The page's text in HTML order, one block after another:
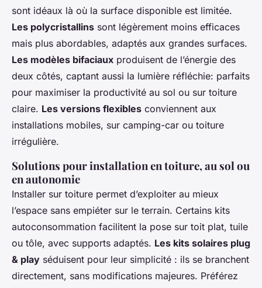
sont idéaux là où la surface disponible est limitée.
Les polycristallins sont légèrement moins efficaces
mais plus abordables, adaptés aux grandes surfaces.
Les modèles bifaciaux produisent de l’énergie des
deux côtés, captant aussi la lumière réfléchie: parfaits
pour maximiser la productivité au sol ou sur toiture
claire. Les versions flexibles conviennent aux
installations mobiles, sur camping-car ou toiture
irrégulière.
Solutions pour installation en toiture, au sol ou
en autonomie
Installer sur toiture permet d’exploiter au mieux
l’espace sans empiéter sur le terrain. Certains kits
autoconsommation facilitent la pose sur toit plat, tuile
ou tôle, avec supports adaptés. Les kits solaires plug
& play séduisent pour leur simplicité : ils se branchent
directement, sans modifications majeures. Préférez